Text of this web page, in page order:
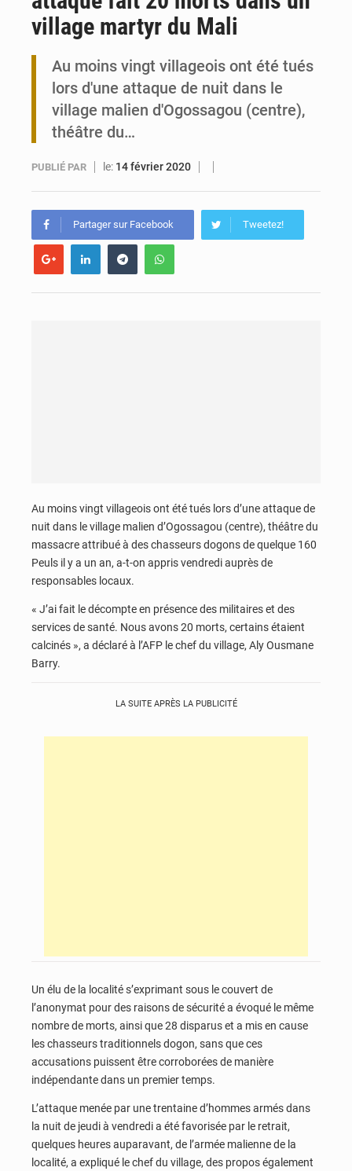
Maurice : Démission de la ministre Véronique Leu-Govind
village martyr du Mali
Au moins vingt villageois ont été tués
lors d'une attaque de nuit dans le
village malien d'Ogossagou (centre),
théâtre du…
PUBLIÉ PAR le: 14 février 2020
Partager sur Facebook Tweetez!
Au moins vingt villageois ont été tués lors d’une attaque de
nuit dans le village malien d’Ogossagou (centre), théâtre du
massacre attribué à des chasseurs dogons de quelque 160
Peuls il y a un an, a-t-on appris vendredi auprès de
responsables locaux.
« J’ai fait le décompte en présence des militaires et des
services de santé. Nous avons 20 morts, certains étaient
calcinés », a déclaré à l’AFP le chef du village, Aly Ousmane
Barry.
LA SUITE APRÈS LA PUBLICITÉ
Un élu de la localité s’exprimant sous le couvert de
l’anonymat pour des raisons de sécurité a évoqué le même
nombre de morts, ainsi que 28 disparus et a mis en cause
les chasseurs traditionnels dogon, sans que ces
accusations puissent être corroborées de manière
indépendante dans un premier temps.
L’attaque menée par une trentaine d’hommes armés dans
la nuit de jeudi à vendredi a été favorisée par le retrait,
quelques heures auparavant, de l’armée malienne de la
localité, a expliqué le chef du village, des propos également